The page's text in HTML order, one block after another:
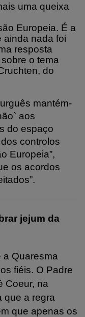
uma queixa
Europeia. É a
ainda nada foi
resposta
o tema
do
mantém-
aos
do espaço
controlos
Europeia”,
os acordos
jejum da
a Quaresma
fiéis. O Padre
Coeur, na
que a regra
que apenas os